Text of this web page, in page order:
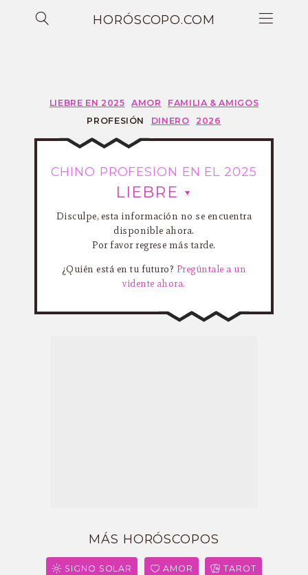
HORÓSCOPO.COM
LIEBRE EN 2025 AMOR
FAMILIA & AMIGOS
PROFESIÓN
DINERO 2026
CHINO PROFESION EN EL 2025
LIEBRE
Disculpe, esta información no se encuentra
disponible ahora.
Por favor regrese más tarde.
¿Quién está en tu futuro? Pregúntale a un
vidente ahora.
MÁS HORÓSCOPOS
SIGNO SOLAR AMOR TAROT